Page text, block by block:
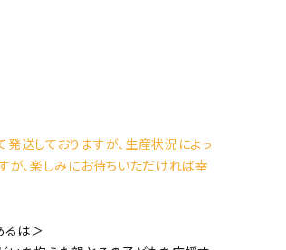
送しておりますが、生産状況によっ
、楽しみにお待ちいただければ幸
るは＞